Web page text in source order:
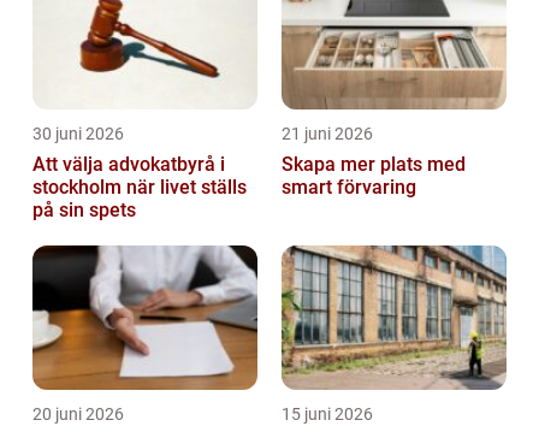
30 juni 2026
Att välja advokatbyrå i
stockholm när livet ställs
på sin spets
21 juni 2026
Skapa mer plats med
smart förvaring
20 juni 2026 15 juni 2026